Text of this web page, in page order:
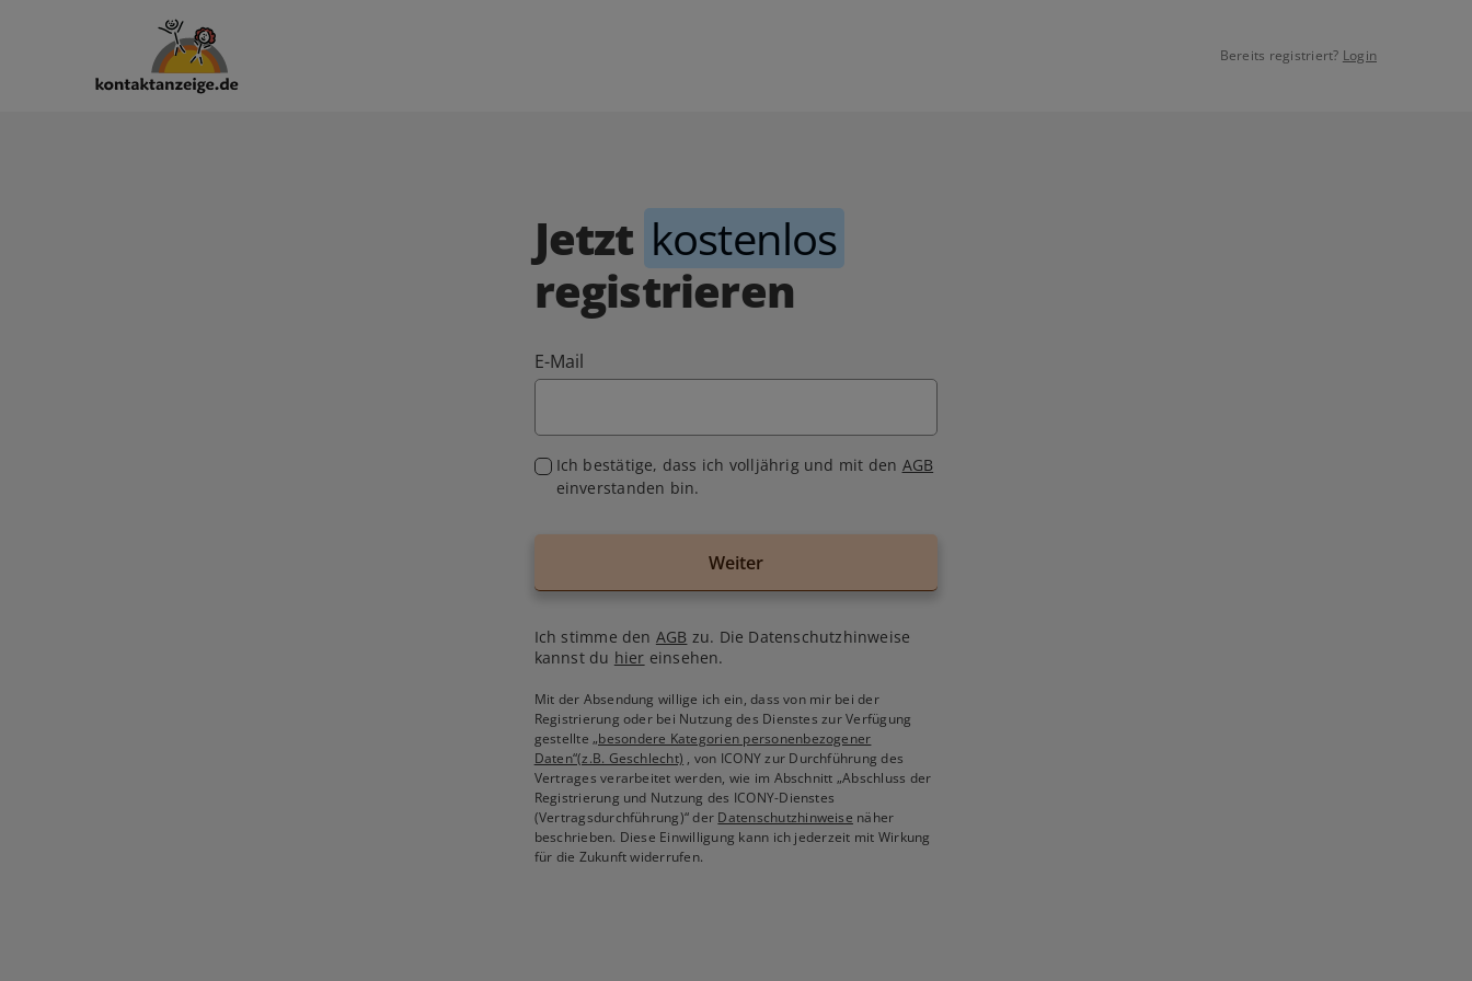
Bereits registriert? Login
Jetzt kostenlos
registrieren
E-Mail
Ich bestätige, dass ich volljährig und mit den AGB
einverstanden bin.
Weiter
Ich stimme den AGB zu. Die Datenschutzhinweise
kannst du hier einsehen.
Mit der Absendung willige ich ein, dass von mir bei der
Registrierung oder bei Nutzung des Dienstes zur Verfügung
gestellte„besondere Kategorien personenbezogener
Daten“(z.B. Geschlecht) , von ICONY zur Durchführung des
Vertrages verarbeitet werden, wie im Abschnitt „Abschluss der
Registrierung und Nutzung des ICONY-Dienstes
(Vertragsdurchführung)“ der Datenschutzhinweise näher
beschrieben. Diese Einwilligung kann ich jederzeit mit Wirkung
für die Zukunft widerrufen.